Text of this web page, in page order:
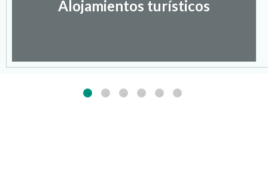
Alojamientos turísticos